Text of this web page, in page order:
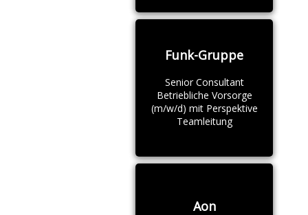
Funk-Gruppe
Senior Consultant
Betriebliche Vorsorge
(m/w/d) mit Perspektive
Teamleitung
Aon